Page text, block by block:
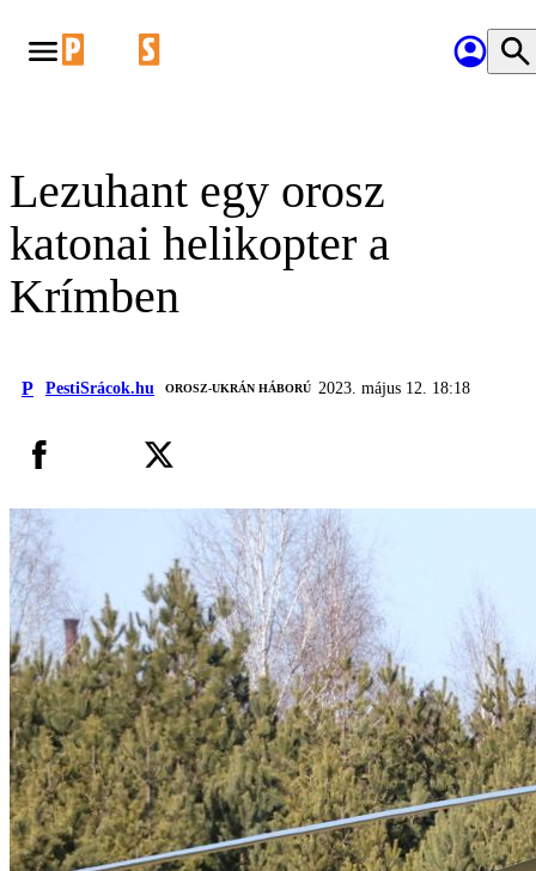
Lezuhant egy orosz
katonai helikopter a
Krímben
P PestiSrácok.hu ‎ OROSZ-UKRÁN HÁBORÚ 2023. május 12. 18:18